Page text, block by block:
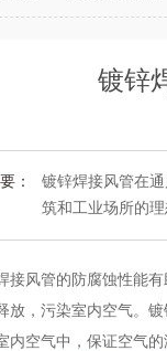
镀锌
：
镀锌焊接风管在
筑和工业场所的
接风管的防腐蚀性能
放，污染室内空气。
内空气中，保证空气的